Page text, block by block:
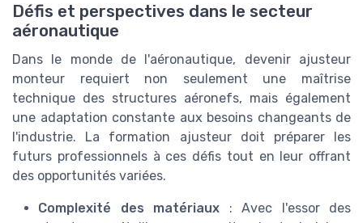
Défis et perspectives dans le secteur
aéronautique
Dans le monde de l'aéronautique, devenir ajusteur
monteur requiert non seulement une maîtrise
technique des structures aéronefs, mais également
une adaptation constante aux besoins changeants de
l'industrie. La formation ajusteur doit préparer les
futurs professionnels à ces défis tout en leur offrant
des opportunités variées.
Complexité des matériaux : Avec l'essor des